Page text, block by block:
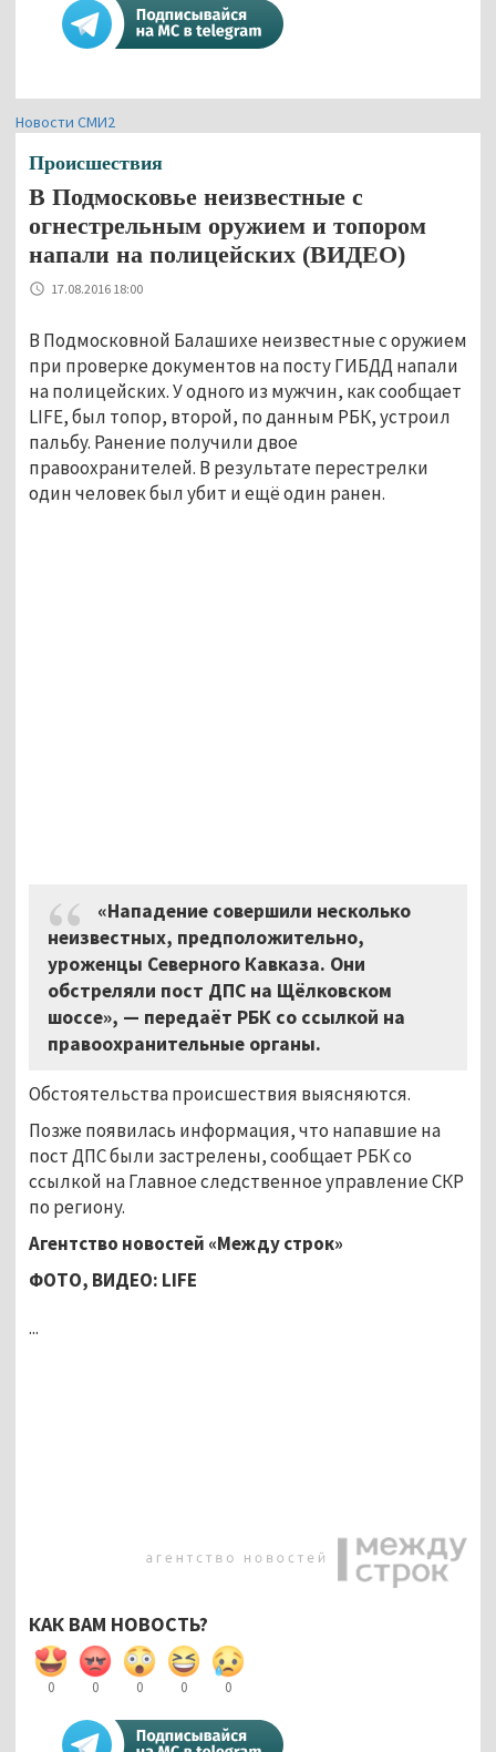
Новости СМИ2
Происшествия
В Подмосковье неизвестные с
огнестрельным оружием и топором
напали на полицейских (ВИДЕО)
17.08.2016 18:00
В Подмосковной Балашихе неизвестные с оружием
при проверке документов на посту ГИБДД напали
на полицейских. У одного из мужчин, как сообщает
LIFE, был топор, второй, по данным РБК, устроил
пальбу. Ранение получили двое
правоохранителей. В результате перестрелки
один человек был убит и ещё один ранен.
«Нападение совершили несколько
неизвестных, предположительно,
уроженцы Северного Кавказа. Они
обстреляли пост ДПС на Щёлковском
шоссе», — передаёт РБК со ссылкой на
правоохранительные органы.
Обстоятельства происшествия выясняются.
Позже появилась информация, что напавшие на
пост ДПС были застрелены, сообщает РБК со
ссылкой на Главное следственное управление СКР
по региону.
Агентство новостей «Между строк»
ФОТО, ВИДЕО: LIFE
...
КАК ВАМ НОВОСТЬ?
0 0 0 0 0